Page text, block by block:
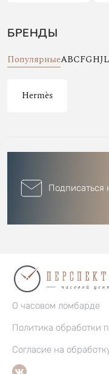
БРЕНДЫ
ПопулярныеABCFGHJL
Hermès
Подписаться
О часовом ломбарде
Политика обработки
Согласие на